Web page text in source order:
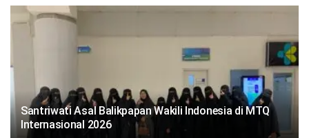
Santriwati Asal Balikpapan Wakili Indonesia di MTQ
Internasional 2026